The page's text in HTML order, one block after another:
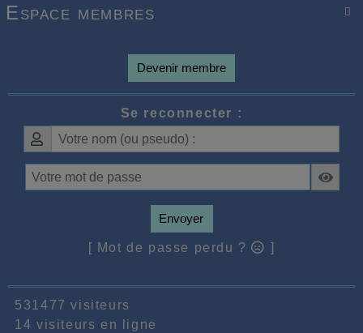

Espace membres
Devenir membre
Se reconnecter :
Envoyer
[ Mot de passe perdu ? ]
531477 visiteurs
14 visiteurs en ligne